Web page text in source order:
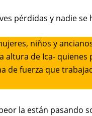
pérdidas y nadie se
niños y
altura de Ica-
de fuerza que
la están pasando